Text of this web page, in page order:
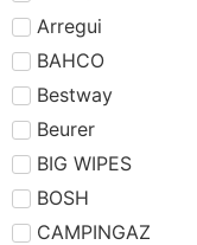
Arregui
BAHCO
Bestway
Beurer
BIG WIPES
BOSH
CAMPINGAZ